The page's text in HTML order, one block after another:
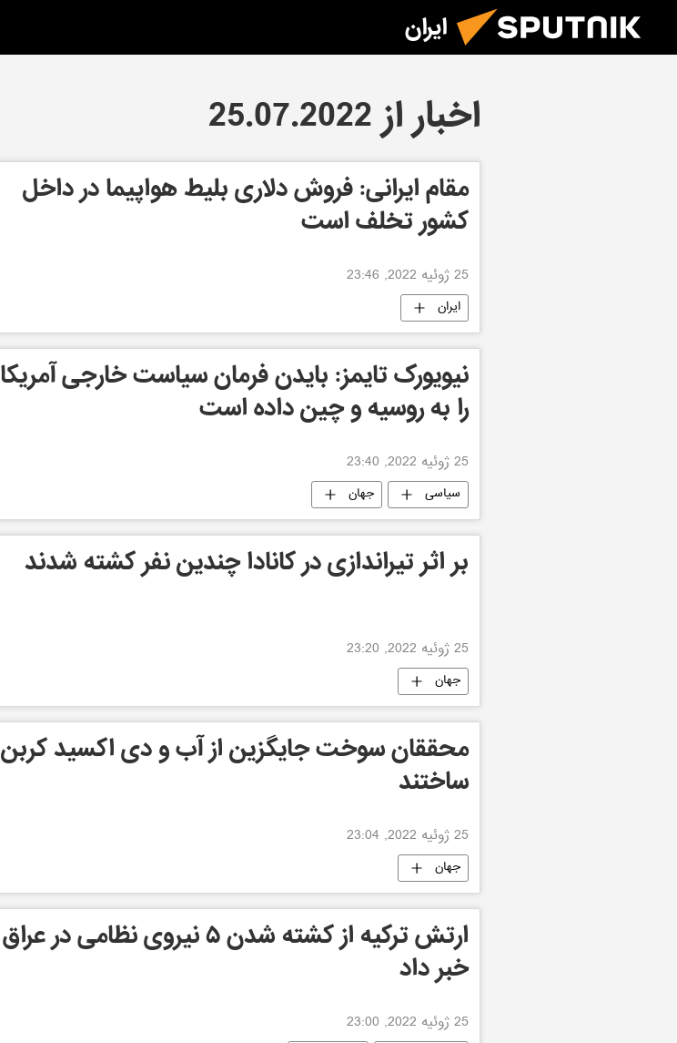
ایران
اخبار از 25.07.2022
مقام ایرانی: فروش دلاری بلیط هواپیما در داخل
کشور تخلف است
25 ژوئیه 2022, 23:46
ایران
نیویورک تایمز: بایدن فرمان سیاست خارجی آمریکا
را به روسیه و چین داده است
25 ژوئیه 2022, 23:40
سیاسی جهان
بر اثر تیراندازی در کانادا چندین نفر کشته شدند
25 ژوئیه 2022, 23:20
جهان
محققان سوخت جایگزین از آب و دی اکسید کربن
ساختند
25 ژوئیه 2022, 23:04
جهان
ارتش ترکیه از کشته شدن ۵ نیروی نظامی در عراق
خبر داد
25 ژوئیه 2022, 23:00